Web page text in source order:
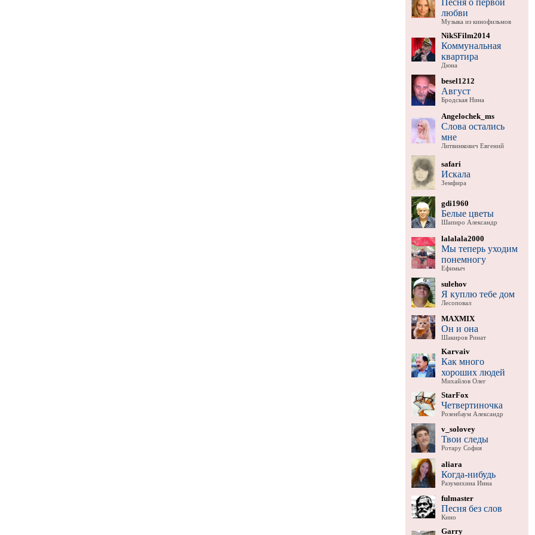
любви
Музыка из кинофильмов
NikSFilm2014
Коммунальная
квартира
Дюна
besel1212
Август
Бродская Нина
Angelochek_ms
Слова остались
мне
Литвинкович Евгений
safari
Искала
Земфира
gdi1960
Белые цветы
Шапиро Александр
lalalala2000
Мы теперь уходим
понемногу
Ефимыч
sulehov
Я куплю тебе дом
Лесоповал
MAXMIX
Он и она
Шакиров Ринат
Karvaiv
Как много
хороших людей
Михайлов Олег
StarFox
Четвертиночка
Розенбаум Александр
v_solovey
Твои следы
Ротару София
aliara
Когда-нибудь
Разумихина Инна
fulmaster
Песня без слов
Кино
Garry